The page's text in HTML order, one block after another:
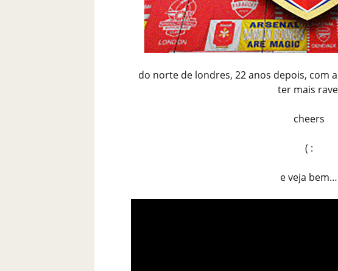
do norte de londres, 22 anos depois, com
ter mais
cheers
( :
e veja bem…